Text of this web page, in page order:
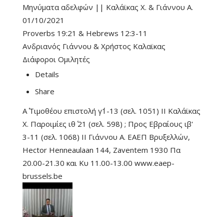
Μηνύματα αδελφών || Καλάϊκας Χ. & Γιάννου Α.
01/10/2021
Proverbs 19:21 & Hebrews 12:3-11
Ανδριανός Γιάννου & Χρήστος Καλαϊκας
Διάφοροι Ομιλητές
Details
Share
Α΄ Τιμοθέου επιστολή γ΄1-13 (σελ. 1051) II Καλάϊκας
Χ. Παροιμίες ιθ΄ 21 (σελ. 598) ; Προς Εβραίους ιβ'
3-11 (σελ. 1068) II Γιάννου Α. ΕΑΕΠ Βρυξελλών,
Hector Henneaulaan 144, Zaventem 1930 Πα
20.00-21.30 και Κυ 11.00-13.00 www.eaep-
brussels.be